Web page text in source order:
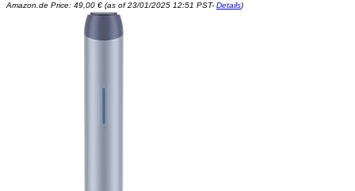
Amazon.de Price: 49,00 € (as of 23/01/2025 12:51 PST- Details)